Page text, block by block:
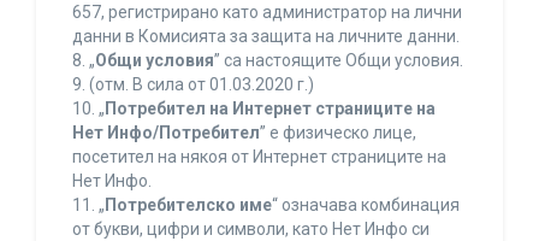
657, регистрирано като администратор на лични
данни в Комисията за защита на личните данни.
8. „Общи условия” са настоящите Общи условия.
9. (отм. В сила от 01.03.2020 г.)
10. „ Потребител на Интернет страниците на
Нет Инфо/Потребител” е физическо лице,
посетител на някоя от Интернет страниците на
Нет Инфо.
11. „ Потребителско име“ означава комбинация
от букви, цифри и символи, като Нет Инфо си